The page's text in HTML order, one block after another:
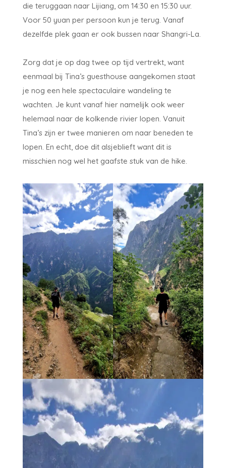
die teruggaan naar Lijiang, om 14:30 en 15:30 uur.
Voor 50 yuan per persoon kun je terug. Vanaf
dezelfde plek gaan er ook bussen naar Shangri-La.
Zorg dat je op dag twee op tijd vertrekt, want
eenmaal bij Tina’s guesthouse aangekomen staat
je nog een hele spectaculaire wandeling te
wachten. Je kunt vanaf hier namelijk ook weer
helemaal naar de kolkende rivier lopen. Vanuit
Tina’s zijn er twee manieren om naar beneden te
lopen. En echt, doe dit alsjeblieft want dit is
misschien nog wel het gaafste stuk van de hike.